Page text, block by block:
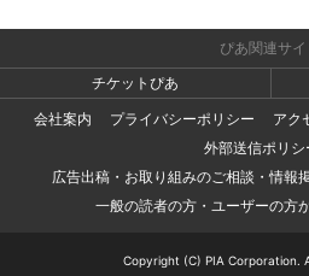
ぴあ関連サイ
チケットぴあ
会社案内
プライバシーポリシー
アク
外部送信ポリシ
広告出稿・お取り組みのご相談・情報
一般の読者の方・ユーザーの方
Copyright (C) PIA Corporation.